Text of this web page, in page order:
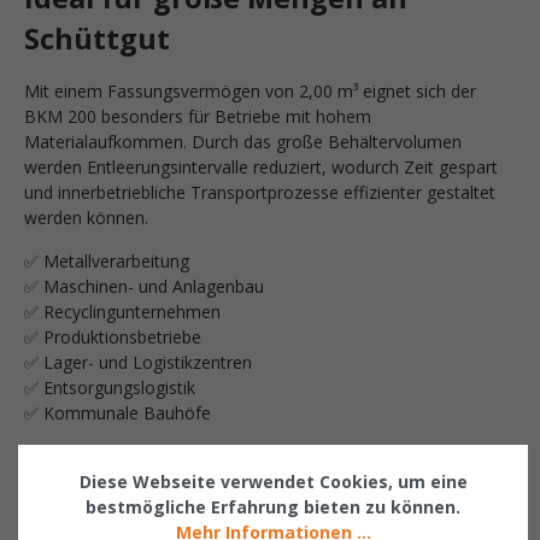
Schüttgut
Mit einem Fassungsvermögen von 2,00 m³ eignet sich der
BKM 200 besonders für Betriebe mit hohem
Materialaufkommen. Durch das große Behältervolumen
werden Entleerungsintervalle reduziert, wodurch Zeit gespart
und innerbetriebliche Transportprozesse effizienter gestaltet
werden können.
✅ Metallverarbeitung
✅ Maschinen- und Anlagenbau
✅ Recyclingunternehmen
✅ Produktionsbetriebe
✅ Lager- und Logistikzentren
✅ Entsorgungslogistik
✅ Kommunale Bauhöfe
konfigurierbar
Diese Webseite verwendet Cookies, um eine
bestmögliche Erfahrung bieten zu können.
Mehr Informationen ...